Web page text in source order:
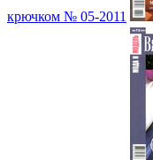
крючком № 05-2011